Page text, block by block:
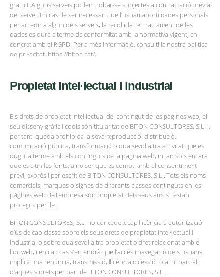
gratuït. Alguns serveis poden trobar-se subjectes a contractació prèvia
del servei. En cas de ser necessari que l’usuari aporti dades personals
per accedir a algun dels serveis, la recollida i el tractament de les
dades es durà a terme de conformitat amb la normativa vigent, en
concret amb el RGPD. Per a més informació, consulti la nostra política
de privacitat. https://biton.cat/.
Propietat intel·lectual i industrial
Els drets de propietat intel·lectual del contingut de les pàgines web, el
seu disseny gràfic i codis són titularitat de BITON CONSULTORES, S.L. i,
per tant. queda prohibida la seva reproducció, distribució,
comunicació pública, transformació o qualsevol altra activitat que es
dugui a terme amb els continguts de la pàgina web, ni tan sols encara
que es citin les fonts, a no ser que es compti amb el consentiment
previ, exprés i per escrit de BITON CONSULTORES, S.L.. Tots els noms
comercials, marques o signes de diferents classes continguts en les
pàgines web de l’empresa són propietat dels seus amos i estan
protegits per llei.
BITON CONSULTORES, S.L. no concedeix cap llicència o autorització
d’ús de cap classe sobre els seus drets de propietat intel·lectual i
industrial o sobre qualsevol altra propietat o dret relacionat amb el
lloc web, i en cap cas s’entendrà que l’accés i navegació dels usuaris
implica una renúncia, transmissió, llicència o cessió total ni parcial
d’aquests drets per part de BITON CONSULTORES, S.L..